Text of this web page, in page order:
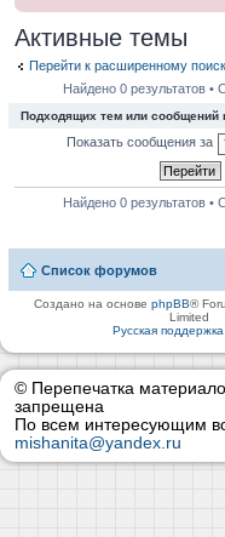
Активные темы
Перейти к расширенному
Найдено 0 результатов •
Подходящих тем или сообщений
Показать сообщения за
Найдено 0 результатов •
Список форумов
Создано на основеphpBB®
Limited
Русская
© Перепечатка
запрещена
По всем интересующим
mishanita@yandex.ru